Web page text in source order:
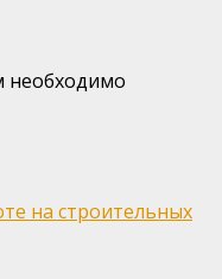
необходимо
на строительных